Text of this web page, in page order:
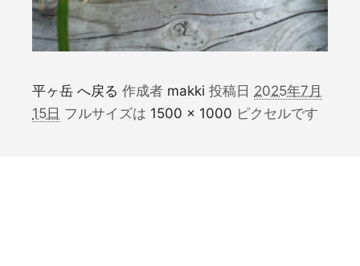
平ヶ岳 へ戻る 作成者 makki 投稿日 2025年7月
15日 フルサイズは 1500 × 1000 ピクセルです